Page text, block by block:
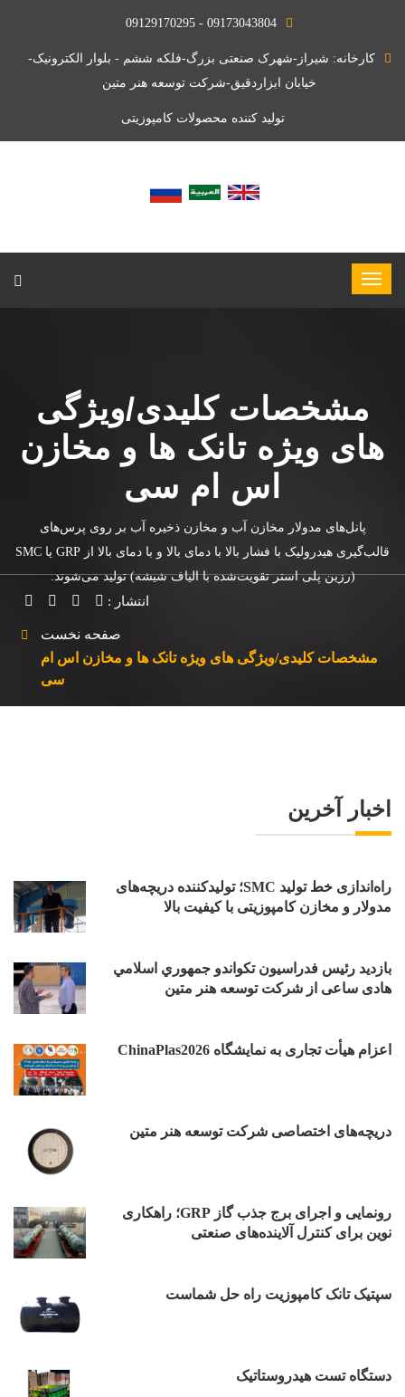
09173043804 - 09129170295
کارخانه: شیراز-شهرک صنعتی بزرگ-فلکه ششم - بلوار الکترونیک-
خیابان ابزاردقیق-شرکت توسعه هنر متین
تولید کننده محصولات کامپوزیتی
مشخصات کلیدی/ویژگی
های ویژه تانک ها و مخازن
اس ام سی
پانل‌های مدولار مخازن آب و مخازن ذخیره آب بر روی پرس‌های
قالب‌گیری هیدرولیک با فشار بالا با دمای بالا و با دمای بالا از GRP یا SMC
(رزین پلی استر تقویت‌شده با الیاف شیشه) تولید می‌شوند.
انتشار :
صفحه نخست
مشخصات کلیدی/ویژگی های ویژه تانک ها و مخازن اس ام
سی
اخبار آخرین
راه‌اندازی خط تولید SMC؛ تولیدکننده دریچه‌های
مدولار و مخازن کامپوزیتی با کیفیت بالا
بازدید رئیس فدراسیون تکواندو جمهوري اسلامي
هادی ساعی از شرکت توسعه هنر متین
اعزام هیأت تجاری به نمایشگاه ChinaPlas2026
دریچه‌های اختصاصی شرکت توسعه هنر متین
رونمایی و اجرای برج جذب گاز GRP؛ راهکاری
نوین برای کنترل آلاینده‌های صنعتی
سپتیک تانک کامپوزیت راه حل شماست
دستگاه تست هیدروستاتیک